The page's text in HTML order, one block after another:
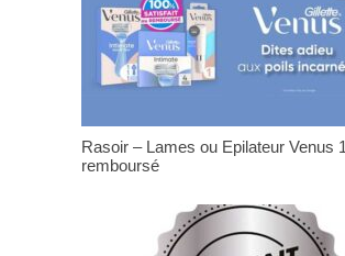
Rasoir – Lames ou Epilateur Venus
remboursé